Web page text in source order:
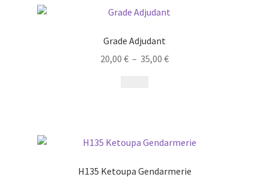
Grade Adjudant
20,00 € – 35,00 €
H135 Ketoupa Gendarmerie